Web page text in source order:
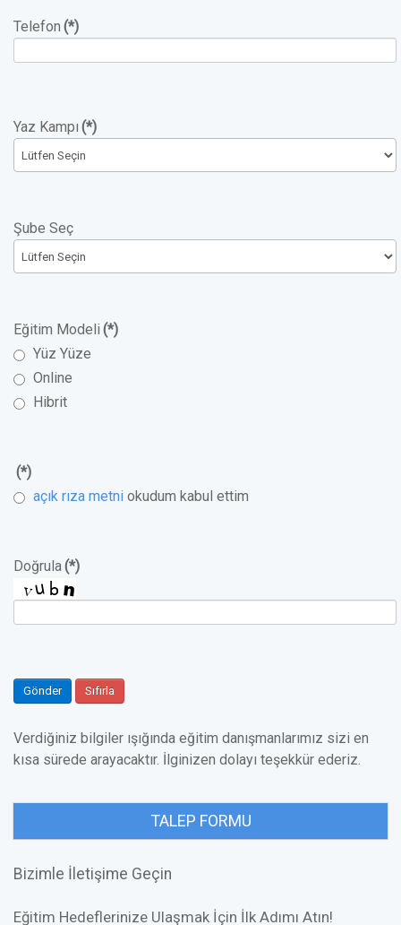
Telefon (*)
Yaz Kampı (*)
Şube Seç
Eğitim Modeli (*)
Yüz Yüze
Online
Hibrit
(*)
açık rıza metni okudum kabul ettim
Doğrula(*)
Gönder Sıfırla
Verdiğiniz bilgiler ışığında eğitim danışmanlarımız sizi en
kısa sürede arayacaktır. İlginizen dolayı teşekkür ederiz.
TALEP FORMU
Bizimle İletişime Geçin
Eğitim Hedeflerinize Ulaşmak İçin İlk Adımı Atın!